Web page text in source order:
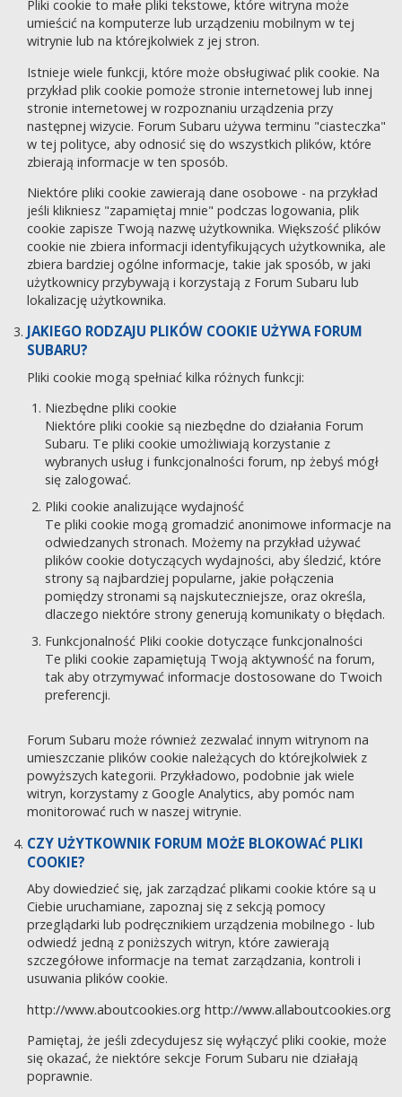
Pliki cookie to małe pliki tekstowe, które witryna może
umieścić na komputerze lub urządzeniu mobilnym w tej
witrynie lub na którejkolwiek z jej stron.
Istnieje wiele funkcji, które może obsługiwać plik cookie. Na
przykład plik cookie pomoże stronie internetowej lub innej
stronie internetowej w rozpoznaniu urządzenia przy
następnej wizycie. Forum Subaru używa terminu "ciasteczka"
w tej polityce, aby odnosić się do wszystkich plików, które
zbierają informacje w ten sposób.
Niektóre pliki cookie zawierają dane osobowe - na przykład
jeśli klikniesz "zapamiętaj mnie" podczas logowania, plik
cookie zapisze Twoją nazwę użytkownika. Większość plików
cookie nie zbiera informacji identyfikujących użytkownika, ale
zbiera bardziej ogólne informacje, takie jak sposób, w jaki
użytkownicy przybywają i korzystają z Forum Subaru lub
lokalizację użytkownika.
JAKIEGO RODZAJU PLIKÓW COOKIE UŻYWA FORUM
SUBARU?
Pliki cookie mogą spełniać kilka różnych funkcji:
Niezbędne pliki cookie
Niektóre pliki cookie są niezbędne do działania Forum
Subaru. Te pliki cookie umożliwiają korzystanie z
wybranych usług i funkcjonalności forum, np żebyś mógł
się zalogować.
Pliki cookie analizujące wydajność
Te pliki cookie mogą gromadzić anonimowe informacje na
odwiedzanych stronach. Możemy na przykład używać
plików cookie dotyczących wydajności, aby śledzić, które
strony są najbardziej popularne, jakie połączenia
pomiędzy stronami są najskuteczniejsze, oraz określa,
dlaczego niektóre strony generują komunikaty o błędach.
Funkcjonalność Pliki cookie dotyczące funkcjonalności
Te pliki cookie zapamiętują Twoją aktywność na forum,
tak aby otrzymywać informacje dostosowane do Twoich
preferencji.
Forum Subaru może również zezwalać innym witrynom na
umieszczanie plików cookie należących do którejkolwiek z
powyższych kategorii. Przykładowo, podobnie jak wiele
witryn, korzystamy z Google Analytics, aby pomóc nam
monitorować ruch w naszej witrynie.
CZY UŻYTKOWNIK FORUM MOŻE BLOKOWAĆ PLIKI
COOKIE?
Aby dowiedzieć się, jak zarządzać plikami cookie które są u
Ciebie uruchamiane, zapoznaj się z sekcją pomocy
przeglądarki lub podręcznikiem urządzenia mobilnego - lub
odwiedź jedną z poniższych witryn, które zawierają
szczegółowe informacje na temat zarządzania, kontroli i
usuwania plików cookie.
http://www.aboutcookies.org http://www.allaboutcookies.org
Pamiętaj, że jeśli zdecydujesz się wyłączyć pliki cookie, może
się okazać, że niektóre sekcje Forum Subaru nie działają
poprawnie.